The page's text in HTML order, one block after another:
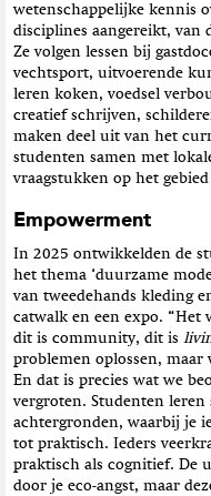
wetenschappelijke kennis
disciplines aangereikt,
Ze volgen lessen bij
vechtsport, uitvoerende
leren koken, voedsel
creatief schrijven,
maken deel uit van het
studenten samen met
vraagstukken op het
Empowerment
In 2025 ontwikkelden de
het thema ‘duurzame
van tweedehands kleding
catwalk en een expo. “Het
dit is community, dit is
problemen oplossen, maar
En dat is precies wat we
vergroten. Studenten leren
achtergronden, waarbij je
tot praktisch. Ieders
praktisch als cognitief. De
door je eco-angst, maar